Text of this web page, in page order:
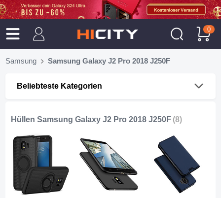
0
Samsung Samsung Galaxy J2 Pro 2018 J250F
Beliebteste Kategorien
Hüllen Samsung Galaxy J2 Pro 2018 J250F (8)